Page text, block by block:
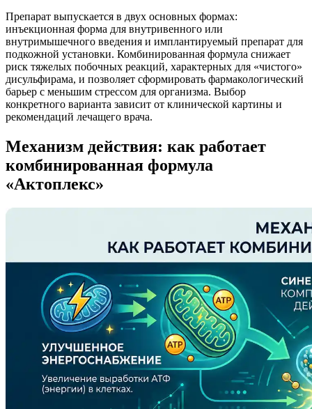
Препарат выпускается в двух основных формах:
инъекционная форма для внутривенного или
внутримышечного введения и имплантируемый препарат для
подкожной установки. Комбинированная формула снижает
риск тяжелых побочных реакций, характерных для «чистого»
дисульфирама, и позволяет сформировать фармакологический
барьер с меньшим стрессом для организма. Выбор
конкретного варианта зависит от клинической картины и
рекомендаций лечащего врача.
Механизм действия: как работает
комбинированная формула
«Актоплекс»